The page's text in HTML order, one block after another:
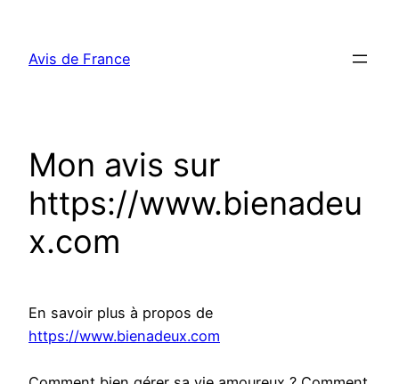
contenu
Avis de France
Mon avis sur
https://www.bienadeu
x.com
En savoir plus à propos de
https://www.bienadeux.com